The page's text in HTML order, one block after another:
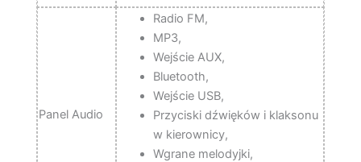
Panel Audio
Radio FM,
MP3,
Wejście AUX,
Bluetooth,
Wejście USB,
Przyciski dźwięków i klaksonu
w kierownicy,
Wgrane melodyjki,